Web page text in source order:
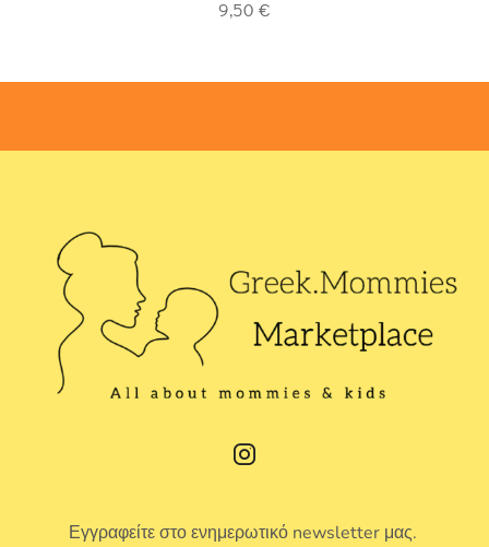
9,50 €
Εγγραφείτε στο ενημερωτικό newsletter μας.